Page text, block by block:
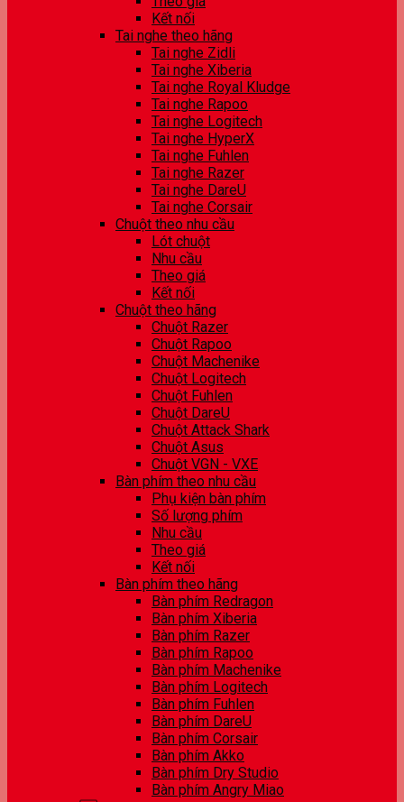
Kết nối
Tai nghe theo hãng
Tai nghe Zidli
Tai nghe Xiberia
Tai nghe Royal Kludge
Tai nghe Rapoo
Tai nghe Logitech
Tai nghe HyperX
Tai nghe Fuhlen
Tai nghe Razer
Tai nghe DareU
Tai nghe Corsair
Chuột theo nhu cầu
Lót chuột
Nhu cầu
Theo giá
Kết nối
Chuột theo hãng
Chuột Razer
Chuột Rapoo
Chuột Machenike
Chuột Logitech
Chuột Fuhlen
Chuột DareU
Chuột Attack Shark
Chuột Asus
Chuột VGN - VXE
Bàn phím theo nhu cầu
Phụ kiện bàn phím
Số lượng phím
Nhu cầu
Theo giá
Kết nối
Bàn phím theo hãng
Bàn phím Redragon
Bàn phím Xiberia
Bàn phím Razer
Bàn phím Rapoo
Bàn phím Machenike
Bàn phím Logitech
Bàn phím Fuhlen
Bàn phím DareU
Bàn phím Corsair
Bàn phím Akko
Bàn phím Dry Studio
Bàn phím Angry Miao